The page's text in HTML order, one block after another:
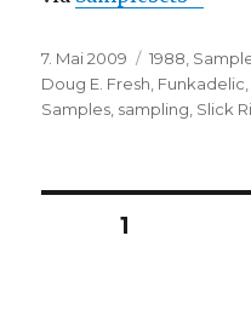
Veröffentlicht
am
7. Mai 2009 Kategorien
1988
Doug E. Fresh Funkadelic
Samples sampling Slick
SEITE1